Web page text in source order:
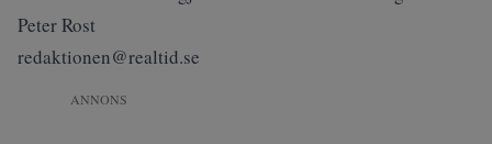
Peter Rost
redaktionen@realtid.se
ANNONS